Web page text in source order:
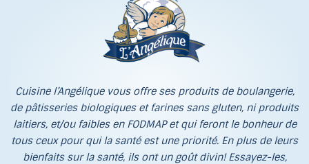
Cuisine l’Angélique vous offre ses produits de boulangerie,
de pâtisseries biologiques et farines sans gluten, ni produits
laitiers, et/ou faibles en FODMAP et qui feront le bonheur de
tous ceux pour qui la santé est une priorité. En plus de leurs
bienfaits sur la santé, ils ont un goût divin! Essayez-les,